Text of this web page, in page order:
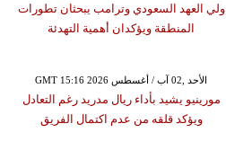
ولي العهد السعودي وترامب يبحثان تطورات
المنطقة ويؤكدان أهمية التهدئة
GMT 15:16 2026 الأحد ,02 آب / أغسطس
مورينيو يشيد بأداء ريال مدريد رغم التعادل
ويؤكد قلقه من عدم اكتمال الفريق